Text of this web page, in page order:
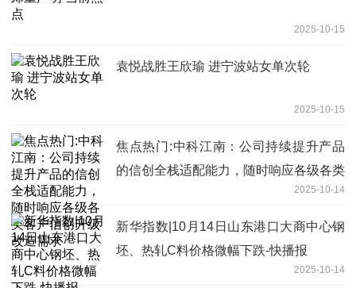
2025-10-15
袁悦战胜王欣瑜 进宁波站女单次轮
2025-10-15
焦点热门:中科江南：公司持续提升产品
的信创全栈适配能力，随时响应各级各类
2025-10-14
新华指数|10月14日山东港口大商中心钢
坯、热轧C料价格微幅下跌-快播报
2025-10-14